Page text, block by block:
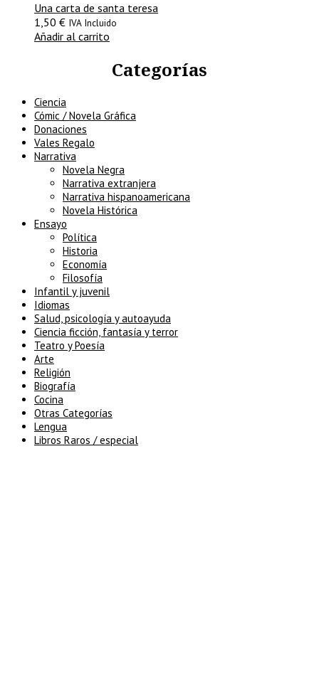
Una carta de santa teresa
1,50 € IVA Incluido
Añadir al carrito
Categorías
Ciencia
Cómic / Novela Gráfica
Donaciones
Vales Regalo
Narrativa
Novela Negra
Narrativa extranjera
Narrativa hispanoamericana
Novela Histórica
Ensayo
Política
Historia
Economía
Filosofía
Infantil y juvenil
Idiomas
Salud, psicología y autoayuda
Ciencia ficción, fantasía y terror
Teatro y Poesía
Arte
Religión
Biografía
Cocina
Otras Categorías
Lengua
Libros Raros / especial